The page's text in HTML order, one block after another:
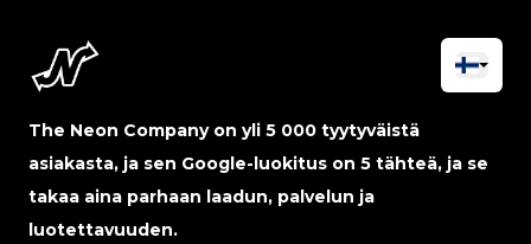
The Neon Company on yli 5 000 tyytyväistä
asiakasta, ja sen Google-luokitus on 5 tähteä, ja se
takaa aina parhaan laadun, palvelun ja
luotettavuuden.